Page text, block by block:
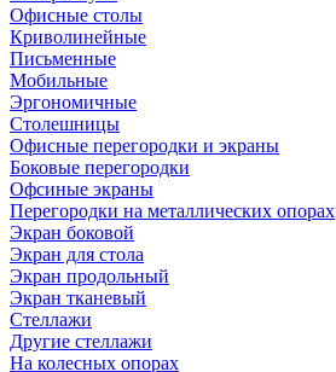
Офисные столы
Криволинейные
Письменные
Мобильные
Эргономичные
Столешницы
Офисные перегородки и экраны
Боковые перегородки
Офсиные экраны
Перегородки на металлических опорах
Экран боковой
Экран для стола
Экран продольный
Экран тканевый
Стеллажи
Другие стеллажи
На колесных опорах